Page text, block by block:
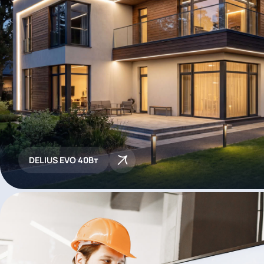
DELIUS EVO 40Вт